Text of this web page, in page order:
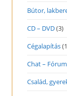
Bútor,
CD – DVD(3)
Cégalapítás
Chat – Fórum
Család,